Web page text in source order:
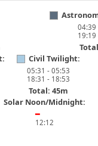
04:39
19:19
Civil Twilight:
05:31 - 05:53
18:31 - 18:53
Total: 45m
Solar Noon/Midnight:
━
12:12